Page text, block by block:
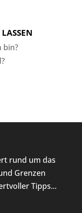
bin?
rund um das
Grenzen
Tipps...